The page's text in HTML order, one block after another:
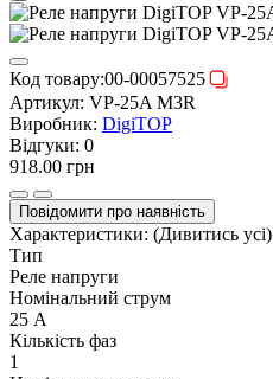
Код товару:00-00057525
Артикул: VP-25A M3R
Виробник: DigiTOP
Відгуки: 0
918.00 грн
Повідомити про наявність
Характеристики: (Дивитись усі)
Тип
Реле напруги
Номінальний струм
25 А
Кількість фаз
1